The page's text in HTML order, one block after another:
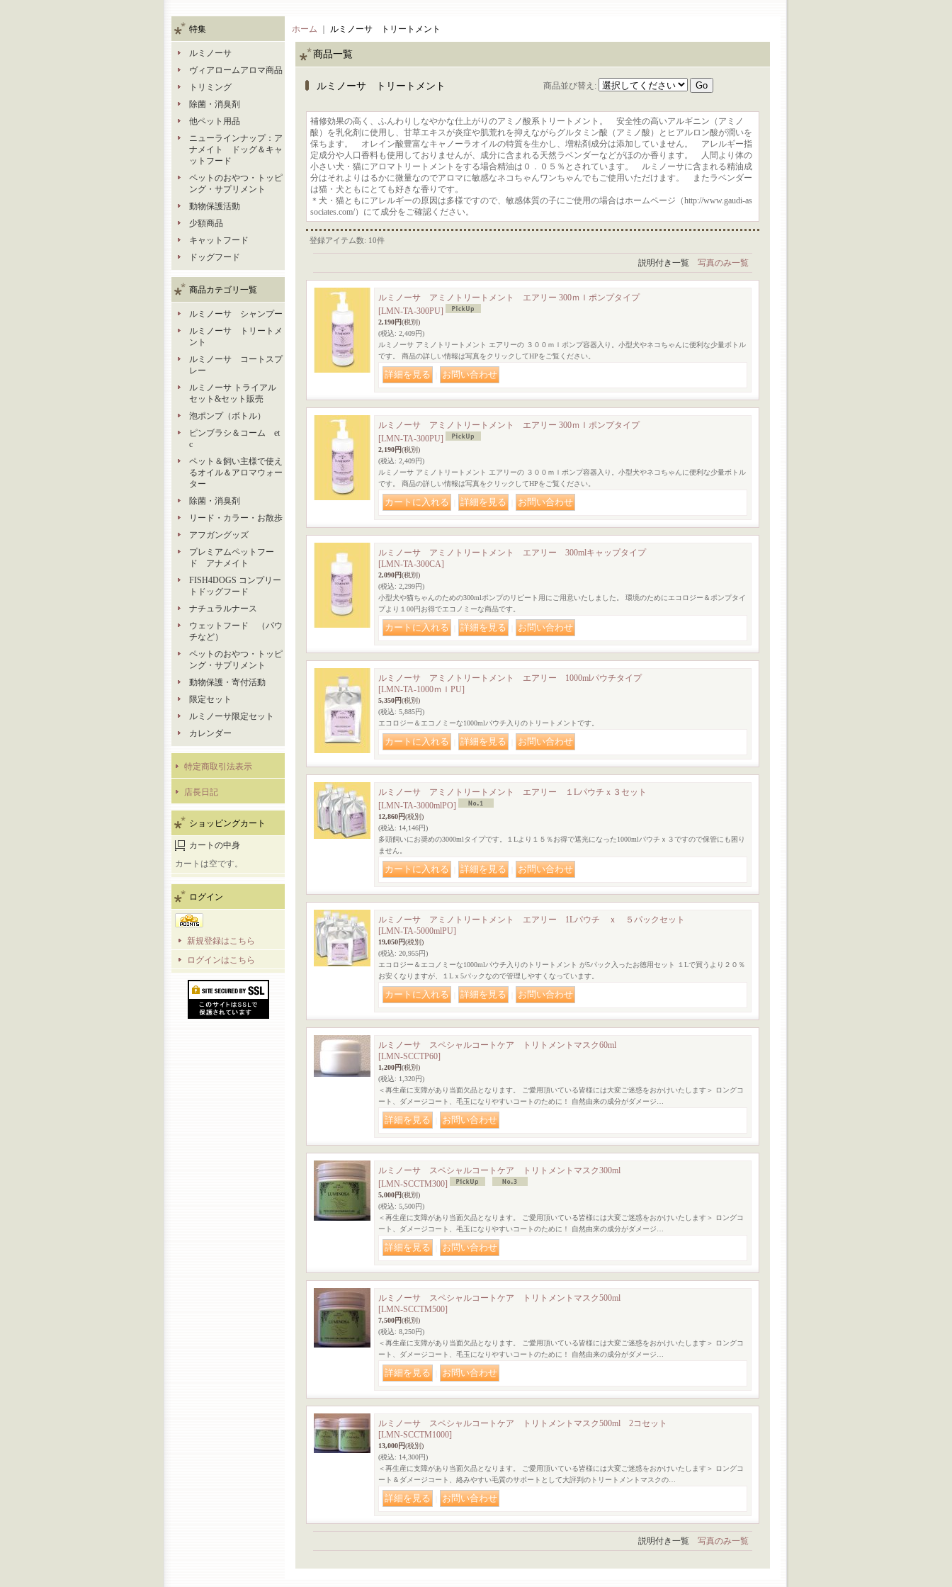
特集
ルミノーサ
ヴィアロームアロマ商品
トリミング
除菌・消臭剤
他ペット用品
ニューラインナップ：ア
ナメイト ドッグ＆キャ
ットフード
ペットのおやつ・トッピ
ング・サプリメント
動物保護活動
少額商品
キャットフード
ドッグフード
商品カテゴリ一覧
ルミノーサ シャンプー
ルミノーサ トリートメ
ント
ルミノーサ コートスプ
レー
ルミノーサ トライアル
セット&セット販売
泡ポンプ（ボトル）
ピンブラシ＆コーム et
c
ペット＆飼い主様で使え
るオイル＆アロマウォー
ター
除菌・消臭剤
リード・カラー・お散歩
アフガングッズ
プレミアムペットフー
ド アナメイト
FISH4DOGS コンプリー
トドッグフード
ナチュラルナース
ウェットフード （パウ
チなど）
ペットのおやつ・トッピ
ング・サプリメント
動物保護・寄付活動
限定セット
ルミノーサ限定セット
カレンダー
特定商取引法表示
店長日記
ショッピングカート
カートの中身
カートは空です。
ログイン
新規登録はこちら
ログインはこちら
ホーム ルミノーサ トリートメント
商品一覧
ルミノーサ トリートメント 商品並び替え :
補修効果の高く、ふんわりしなやかな仕上がりのアミノ酸系トリートメント。 安全性の高いアルギニン（アミノ
酸）を乳化剤に使用し、甘草エキスが炎症や肌荒れを抑えながらグルタミン酸（アミノ酸）とヒアルロン酸が潤いを
保ちます。 オレイン酸豊富なキャノーラオイルの特質を生かし、増粘剤成分は添加していません。 アレルギー指
定成分や人口香料も使用しておりませんが、成分に含まれる天然ラベンダーなどがほのか香ります。 人間より体の
小さい犬・猫にアロマトリートメントをする場合精油は０．０５％とされています。 ルミノーサに含まれる精油成
分はそれよりはるかに微量なのでアロマに敏感なネコちゃんワンちゃんでもご使用いただけます。 またラベンダー
は猫・犬ともにとても好きな香りです。
＊犬・猫ともにアレルギーの原因は多様ですので、敏感体質の子にご使用の場合はホームページ（http://www.gaudi-as
sociates.com/）にて成分をご確認ください。
登録アイテム数: 10件
説明付き一覧 写真のみ一覧
ルミノーサ アミノトリートメント エアリー 300ｍｌポンプタイプ
[LMN-TA-300PU]
2,190円(税別)
(税込: 2,409円)
ルミノーサ アミノトリートメント エアリーの ３００ｍｌポンプ容器入り。小型犬やネコちゃんに便利な少量ボトル
です。 商品の詳しい情報は写真をクリックしてHPをご覧ください。
ルミノーサ アミノトリートメント エアリー 300ｍｌポンプタイプ
[LMN-TA-300PU]
2,190円(税別)
(税込: 2,409円)
ルミノーサ アミノトリートメント エアリーの ３００ｍｌポンプ容器入り。小型犬やネコちゃんに便利な少量ボトル
です。 商品の詳しい情報は写真をクリックしてHPをご覧ください。
ルミノーサ アミノトリートメント エアリー 300mlキャップタイプ
[LMN-TA-300CA]
2,090円(税別)
(税込: 2,299円)
小型犬や猫ちゃんのための300mlポンプのリピート用にご用意いたしました。 環境のためにエコロジー＆ポンプタイ
プより１00円お得でエコノミーな商品です。
ルミノーサ アミノトリートメント エアリー 1000mlパウチタイプ
[LMN-TA-1000ｍｌPU]
5,350円(税別)
(税込: 5,885円)
エコロジー＆エコノミーな1000mlパウチ入りのトリートメントです。
ルミノーサ アミノトリートメント エアリー １Lパウチｘ３セット
[LMN-TA-3000mlPO]
12,860円(税別)
(税込: 14,146円)
多頭飼いにお奨めの3000mlタイプです。１Lより１５％お得で遮光になった1000mlパウチｘ３ですので保管にも困り
ません。
ルミノーサ アミノトリートメント エアリー 1Lパウチ ｘ ５パックセット
[LMN-TA-5000mlPU]
19,050円(税別)
(税込: 20,955円)
エコロジー＆エコノミーな1000mlパウチ入りのトリートメント が5パック入ったお徳用セット １Lで買うより２０％
お安くなりますが、１Lｘ5パックなので管理しやすくなっています。
ルミノーサ スペシャルコートケア トリトメントマスク60ml
[LMN-SCCTP60]
1,200円(税別)
(税込: 1,320円)
＜再生産に支障があり当面欠品となります。 ご愛用頂いている皆様には大変ご迷惑をおかけいたします＞ ロングコ
ート、ダメージコート、毛玉になりやすいコートのために！ 自然由来の成分がダメージ…
ルミノーサ スペシャルコートケア トリトメントマスク300ml
[LMN-SCCTM300]
5,000円(税別)
(税込: 5,500円)
＜再生産に支障があり当面欠品となります。 ご愛用頂いている皆様には大変ご迷惑をおかけいたします＞ ロングコ
ート、ダメージコート、毛玉になりやすいコートのために！ 自然由来の成分がダメージ…
ルミノーサ スペシャルコートケア トリトメントマスク500ml
[LMN-SCCTM500]
7,500円(税別)
(税込: 8,250円)
＜再生産に支障があり当面欠品となります。 ご愛用頂いている皆様には大変ご迷惑をおかけいたします＞ ロングコ
ート、ダメージコート、毛玉になりやすいコートのために！ 自然由来の成分がダメージ…
ルミノーサ スペシャルコートケア トリトメントマスク500ml 2コセット
[LMN-SCCTM1000]
13,000円(税別)
(税込: 14,300円)
＜再生産に支障があり当面欠品となります。 ご愛用頂いている皆様には大変ご迷惑をおかけいたします＞ ロングコ
ート＆ダメージコート、絡みやすい毛質のサポートとして大評判のトリートメントマスクの…
説明付き一覧 写真のみ一覧